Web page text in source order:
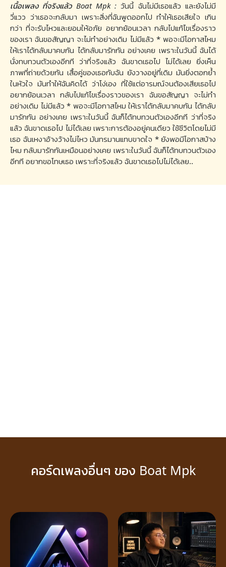
เนื้อเพลง ที่จริงแล้ว Boat Mpk :วันนี้ ฉันไม่มีเธอแล้ว และยังไม่มี
วี่แวว ว่าเธอจะกลับมา เพราะสิ่งที่ฉันพูดออกไป ทำให้เธอเสียใจ เกิน
กว่า ที่จะรับไหวและยอมให้อภัย ​อยากย้อนเวลา กลับไปแก้ไขเรื่องราว
ของเรา ฉันขอสัญญา จะไม่ทำอย่างเดิม ไม่มีแล้ว * ​พอจะมีโอกาสไหม
ให้เราได้กลับมาคบกัน ได้กลับมารักกัน อย่างเคย เพราะในวันนี้ ฉันได้
นั่งทบทวนตัวเองอีกที ว่าที่จริงแล้ว ฉันขาดเธอไป ไม่ได้เลย ​ยิ่งเห็น
ภาพที่ถ่ายด้วยกัน เสื้อคู่ของเธอกับฉัน ยังวางอยู่ที่เดิม มันยิ่งตอกย้ำ
ในหัวใจ มันทำให้ฉันคิดได้ ว่าโง่เอง ที่ใช้แต่อารมณ์จนต้องเสียเธอไป
อยากย้อนเวลา กลับไปแก้ไขเรื่องราวของเรา ฉันขอสัญญา จะไม่ทำ
อย่างเดิม ไม่มีแล้ว * ​พอจะมีโอกาสไหม ให้เราได้กลับมาคบกัน ได้กลับ
มารักกัน อย่างเคย เพราะในวันนี้ ฉันก็ได้ทบทวนตัวเองอีกที ว่าที่จริง
แล้ว ฉันขาดเธอไป ไม่ได้เลย ​เพราะการต้องอยู่คนเดียว ใช้ชีวิตโดยไม่มี
เธอ ฉันเหงาอ้างว้างไม่ไหว มันทรมานแทบขาดใจ * ​ยังพอมีโอกาสบ้าง
ไหม กลับมารักกันเหมือนอย่างเคย เพราะในวันนี้ ฉันก็ได้ทบทวนตัวเอง
อีกที อยากขอโทษเธอ เพราะที่จริงแล้ว ฉันขาดเธอไปไม่ได้เลย..
คอร์ดเพลงอื่นๆ ของ Boat Mpk